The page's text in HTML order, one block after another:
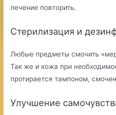
лечение повторить.
Стерилизация и
Любые предметы смочить
Так же и кожа при
протирается тампоном,
Улучшение